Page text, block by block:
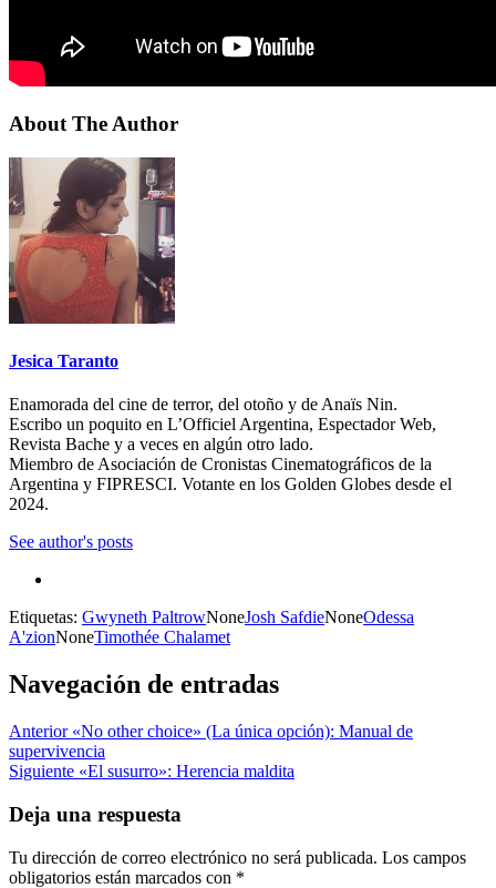
About The Author
Jesica Taranto
Enamorada del cine de terror, del otoño y de Anaïs Nin.
Escribo un poquito en L’Officiel Argentina, Espectador Web,
Revista Bache y a veces en algún otro lado.
Miembro de Asociación de Cronistas Cinematográficos de la
Argentina y FIPRESCI. Votante en los Golden Globes desde el
2024.
See author's posts
Etiquetas: Gwyneth PaltrowNoneJosh SafdieNoneOdessa
A'zionNoneTimothée Chalamet
Navegación de entradas
Anterior«No other choice» (La única opción): Manual de
supervivencia
Siguiente «El susurro»: Herencia maldita
Deja una respuesta
Tu dirección de correo electrónico no será publicada. Los campos
obligatorios están marcados con *